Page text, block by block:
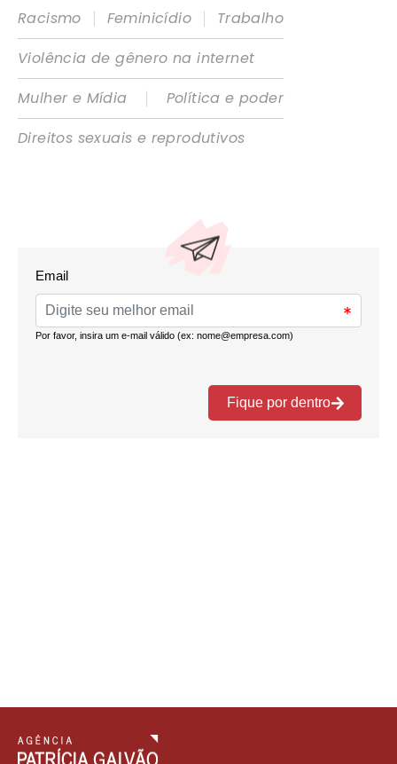
Racismo
| Feminicídio |
Trabalho
Violência de gênero na internet
Mulher e Mídia
|
Política e poder
Direitos sexuais e reprodutivos